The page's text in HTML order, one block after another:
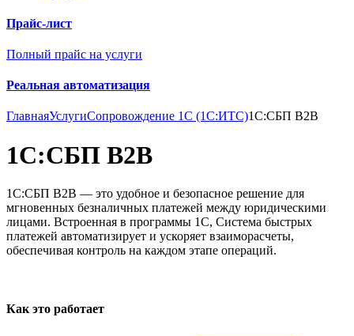
Прайс-лист
Полный прайс на услуги
Реальная автоматизация
ГлавнаяУслугиСопровождение 1С (1С:ИТС)1С:СБП B2B
1С:СБП B2B
1С:СБП B2B — это удобное и безопасное решение для
мгновенных безналичных платежей между юридическими
лицами. Встроенная в программы 1С, Система быстрых
платежей автоматизирует и ускоряет взаиморасчеты,
обеспечивая контроль на каждом этапе операций.
Как это работает